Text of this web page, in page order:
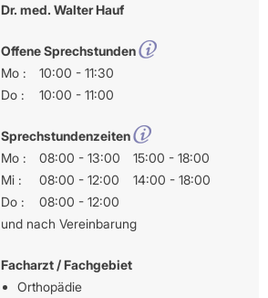
Dr. med. Walter Hauf
Offene Sprechstunden
Mo :
10:00 - 11:30
Do :
10:00 - 11:00
Sprechstundenzeiten
Mo :
08:00 - 13:00
15:00 - 18:00
Mi :
08:00 - 12:00
14:00 - 18:00
Do :
08:00 - 12:00
und nach Vereinbarung
Facharzt / Fachgebiet
Orthopädie